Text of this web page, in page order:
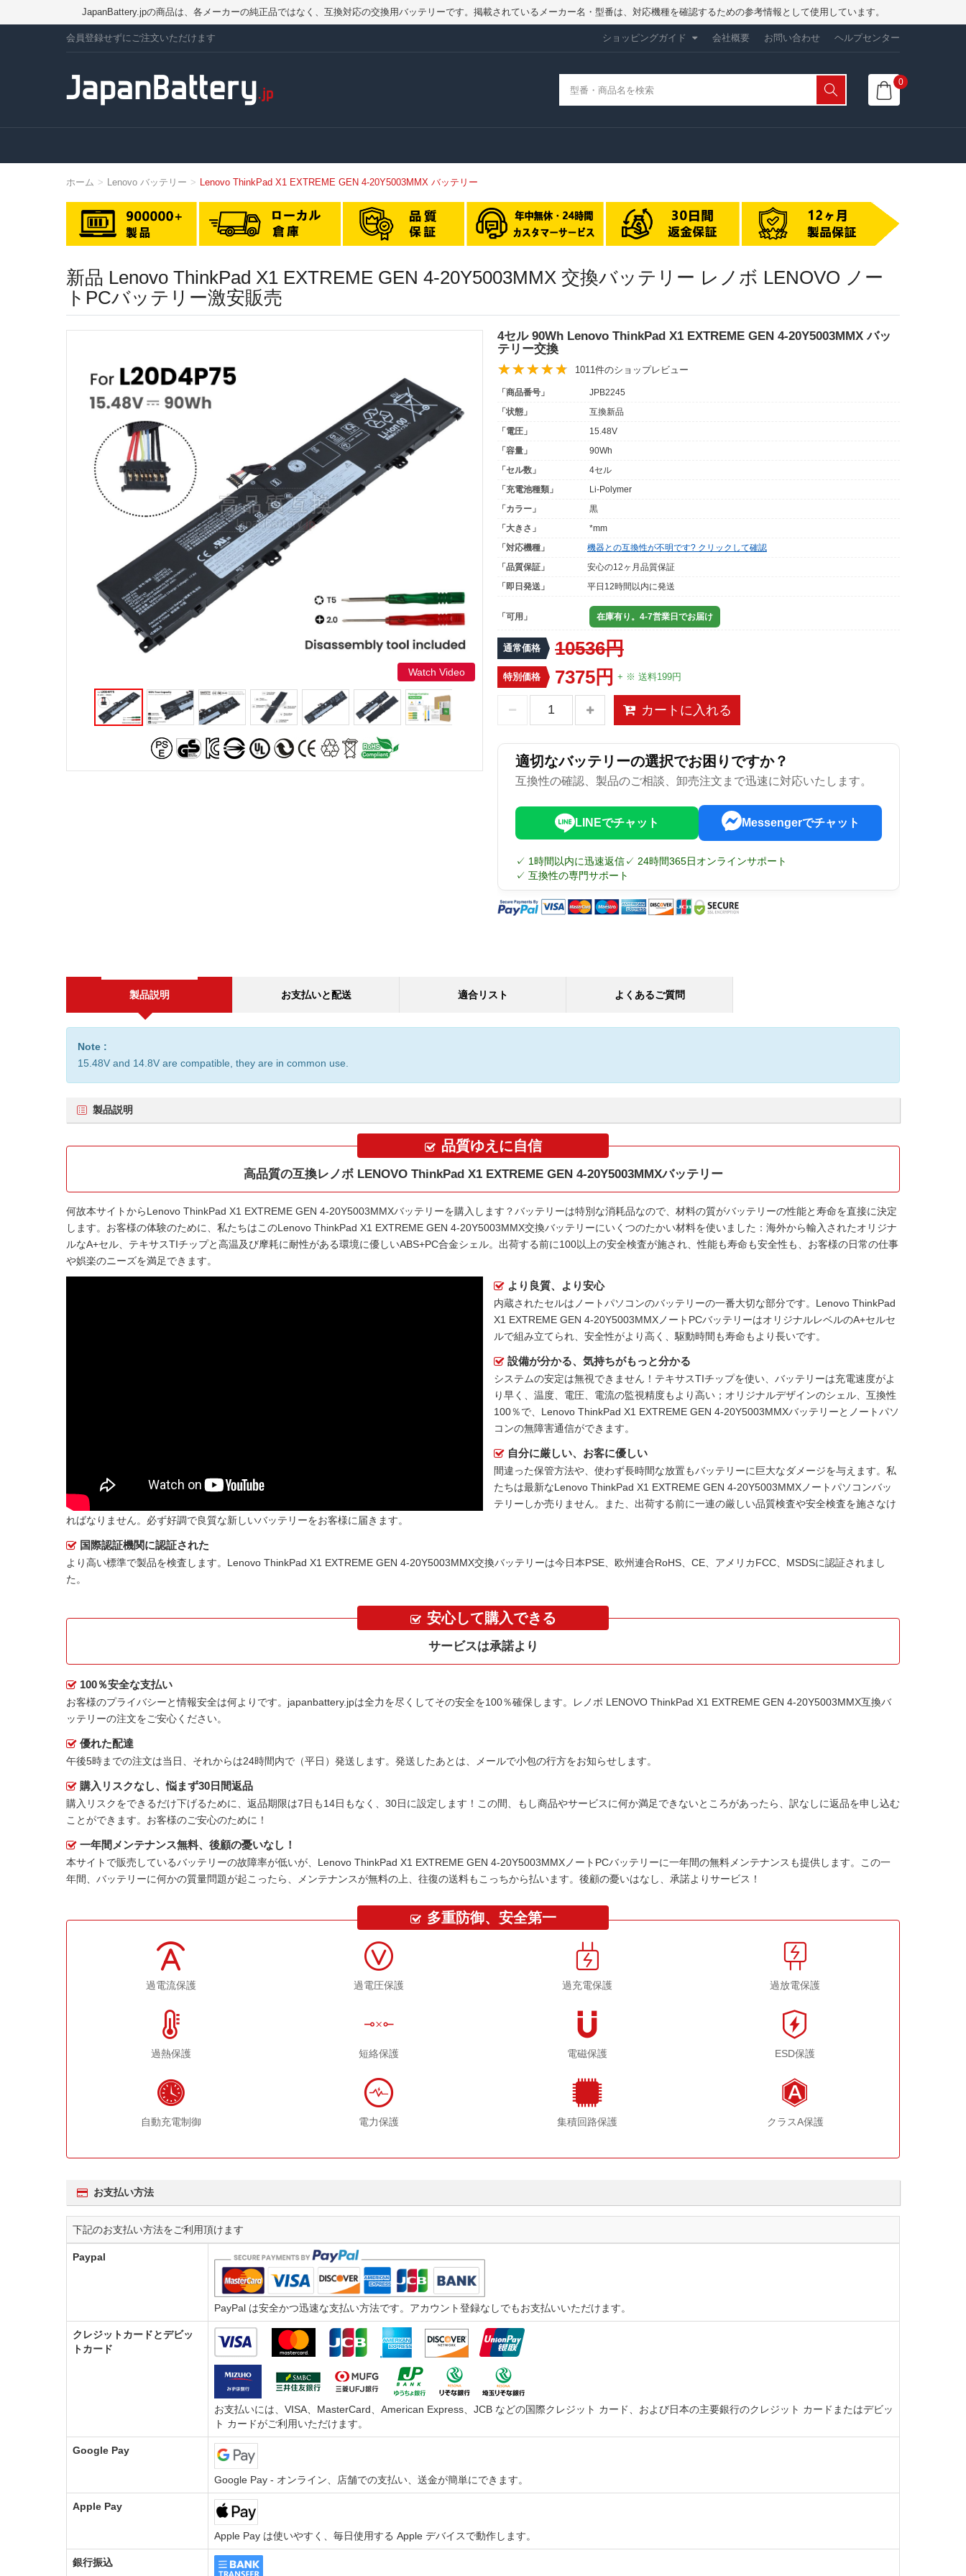
JapanBattery.jpの商品は、各メーカーの純正品ではなく、互換対応の交換用バッテリーです。掲載されているメーカー名・型番は、対応機種を確認するための参考情報として使用しています。
会員登録せずにご注文いただけます ショッピングガイド 会社概要 お問い合わせ ヘルプセンター
0
ホーム Lenovo バッテリー Lenovo ThinkPad X1 EXTREME GEN 4-20Y5003MMX バッテリー
新品 Lenovo ThinkPad X1 EXTREME GEN 4-20Y5003MMX 交換バッテリー レノボ LENOVO ノー
トPCバッテリー激安販売
Watch Video
4セル 90Wh Lenovo ThinkPad X1 EXTREME GEN 4-20Y5003MMX バッ
テリー交換
1011件のショップレビュー
「商品番号」
JPB2245
「状態」
互換新品
「電圧」
15.48V
「容量」
90Wh
「セル数」
4セル
「充電池種類」
Li-Polymer
「カラー」
黒
「大きさ」
*mm
「対応機種」
機器との互換性が不明です? クリックして確認
「品質保証」
安心の12ヶ月品質保証
「即日発送」
平日12時間以内に発送
「可用」 在庫有り。4-7営業日でお届け
通常価格 10536円
特別価格 7375円 + ※ 送料199円
カートに入れる
適切なバッテリーの選択でお困りですか？
互換性の確認、製品のご相談、卸売注文まで迅速に対応いたします。
LINEでチャット Messengerでチャット
✓ 1時間以内に迅速返信✓ 24時間365日オンラインサポート
✓ 互換性の専門サポート
製品説明 お支払いと配送 適合リスト よくあるご質問
Note :
15.48V and 14.8V are compatible, they are in common use.
製品説明
品質ゆえに自信
高品質の互換レノボ LENOVO ThinkPad X1 EXTREME GEN 4-20Y5003MMXバッテリー
何故本サイトからLenovo ThinkPad X1 EXTREME GEN 4-20Y5003MMXバッテリーを購入します？バッテリーは特別な消耗品なので、材料の質がバッテリーの性能と寿命を直接に決定
します。お客様の体験のために、私たちはこのLenovo ThinkPad X1 EXTREME GEN 4-20Y5003MMX交換バッテリーにいくつのたかい材料を使いました：海外から輸入されたオリジナ
ルなA+セル、テキサスTIチップと高温及び摩耗に耐性がある環境に優しいABS+PC合金シェル。出荷する前に100以上の安全検査が施され、性能も寿命も安全性も、お客様の日常の仕事
や娯楽のニーズを満足できます。
より良質、より安心
内蔵されたセルはノートパソコンのバッテリーの一番大切な部分です。 Lenovo ThinkPad
X1 EXTREME GEN 4-20Y5003MMXノートPCバッテリーはオリジナルレベルのA+セルセ
ルで組み立てられ、安全性がより高く、駆動時間も寿命もより長いです。
設備が分かる、気持ちがもっと分かる
システムの安定は無視できません！テキサスTIチップを使い、バッテリーは充電速度がよ
り早く、温度、電圧、電流の監視精度もより高い；オリジナルデザインのシェル、互換性
100％で、Lenovo ThinkPad X1 EXTREME GEN 4-20Y5003MMXバッテリーとノートパソ
コンの無障害通信ができます。
自分に厳しい、お客に優しい
間違った保管方法や、使わず長時間な放置もバッテリーに巨大なダメージを与えます。私
たちは最新なLenovo ThinkPad X1 EXTREME GEN 4-20Y5003MMXノートパソコンバッ
テリー しか売りません。また、出荷する前に一連の厳しい品質検査や安全検査を施さなけ
ればなりません。必ず好調で良質な新しいバッテリーをお客様に届きます。
国際認証機関に認証された
より高い標準で製品を検査します。Lenovo ThinkPad X1 EXTREME GEN 4-20Y5003MMX交換バッテリーは今日本PSE、欧州連合RoHS、CE、アメリカFCC、MSDSに認証されまし
た。
安心して購入できる
サービスは承諾より
100％安全な支払い
お客様のプライバシーと情報安全は何よりです。japanbattery.jpは全力を尽くしてその安全を100％確保します。
レノボ LENOVO ThinkPad X1 EXTREME GEN 4-20Y5003MMX互換バ
ッテリーの注文をご安心ください。
優れた配達
午後5時までの注文は当日、それからは24時間内で（平日）発送します。発送したあとは、メールで小包の行方をお知らせします。
購入リスクなし、悩まず30日間返品
購入リスクをできるだけ下げるために、返品期限は7日も14日もなく、30日に設定します！この間、もし商品やサービスに何か満足できないところがあったら、訳なしに返品を申し込む
ことができます。お客様のご安心のために！
一年間メンテナンス無料、後顧の憂いなし！
本サイトで販売しているバッテリーの故障率が低いが、 Lenovo ThinkPad X1 EXTREME GEN 4-20Y5003MMXノートPCバッテリーに一年間の無料メンテナンスも提供します。この一
年間、バッテリーに何かの質量問題が起こったら、メンテナンスが無料の上、往復の送料もこっちから払います。後顧の憂いはなし、承諾よりサービス！
多重防御、安全第一
過電流保護 過電圧保護 過充電保護 過放電保護
過熱保護 短絡保護 電磁保護 ESD保護
自動充電制御 電力保護 集積回路保護 クラスA保護
お支払い方法
下記のお支払い方法をご利用頂けます
Paypal
PayPal は安全かつ迅速な支払い方法です。アカウント登録なしでもお支払いいただけます。
クレジットカードとデビッ
トカード
お支払いには、VISA、MasterCard、American Express、JCB などの国際クレジット カード、および日本の主要銀行のクレジット カードまたはデビッ
ト カードがご利用いただけます。
Google Pay
Google Pay - オンライン、店舗での支払い、送金が簡単にできます。
Apple Pay
Apple Pay は使いやすく、毎日使用する Apple デバイスで動作します。
銀行振込